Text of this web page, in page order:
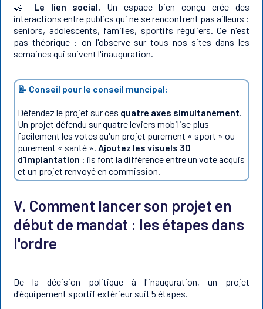
🤝 Le lien social.
Un espace bien conçu crée des
interactions entre publics qui ne se rencontrent pas ailleurs :
seniors, adolescents, familles, sportifs réguliers. Ce n'est
pas théorique : on l'observe sur tous nos sites dans les
semaines qui suivent l'inauguration.
📝 Conseil pour le conseil muncipal:
Défendez le projet sur ces quatre axes simultanément
Un projet défendu sur quatre leviers mobilise plus
facilement les votes qu'un projet purement « sport » ou
purement « santé ». Ajoutez les visuels 3D
d'implantation : ils font la différence entre un vote acquis
et un projet renvoyé en commission.
V. Comment lancer son projet en
début de mandat : les étapes dans
l'ordre
De la décision politique à l'inauguration, un projet
d'équipement sportif extérieur suit 5 étapes.